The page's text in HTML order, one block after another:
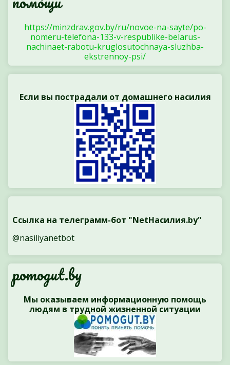
https://minzdrav.gov.by/ru/novoe-na-sayte/po-
nomeru-telefona-133-v-respublike-belarus-
nachinaet-rabotu-kruglosutochnaya-sluzhba-
ekstrennoy-psi/
Если вы пострадали от домашнего насилия
Ссылка на телеграмм-бот "NetНасилия.by"
@nasiliyanetbot
pomogut.by
Мы оказываем информационную помощь
людям в трудной жизненной ситуации